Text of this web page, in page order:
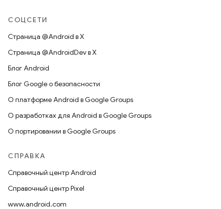
СОЦСЕТИ
Страница @Android в X
Страница @AndroidDev в X
Блог Android
Блог Google о безопасности
О платформе Android в Google Groups
О разработках для Android в Google Groups
О портировании в Google Groups
СПРАВКА
Справочный центр Android
Справочный центр Pixel
www.android.com